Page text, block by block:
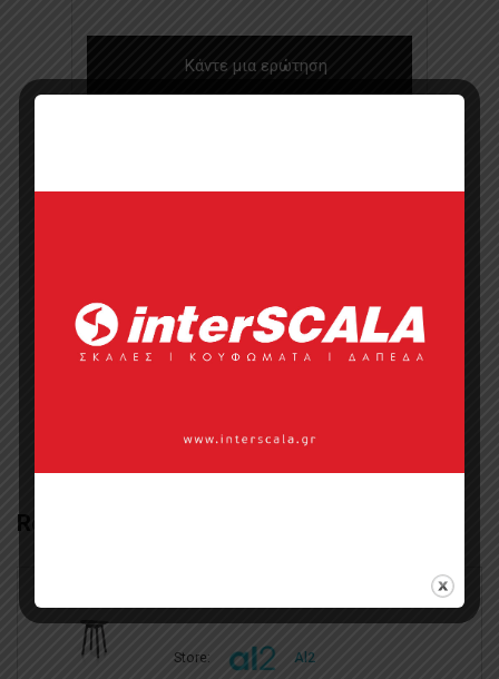
Κάντε μια ερώτηση
Related Products
Store: Al2